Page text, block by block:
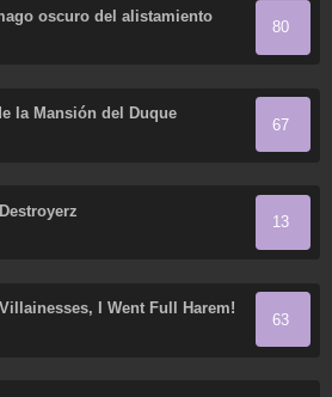
oscuro del alistamiento
80
la Mansión del Duque
67
13
I Went Full Harem!
63